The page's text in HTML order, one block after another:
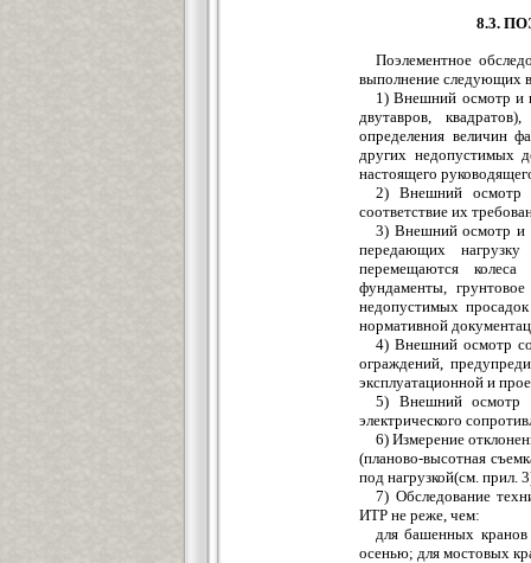
8.3.
Поэлементное
выполнение следующих
1) Внешний осмотр и
двутавров,
определения величин
других недопустимых
настоящего
2) Внешний осмотр
соответствие их
3) Внешний осмотр и
передающих
перемещаются
фундаменты,
недопустимых
нормативной
4) Внешний осмотр
ограждений,
эксплуатационной и
5) Внешний осмотр
электрического
6) Измерение
(планово-высотная
под нагрузкой(см. прил.
7) Обследование
ИТР не реже, чем:
для башенных
осенью; для мостовых